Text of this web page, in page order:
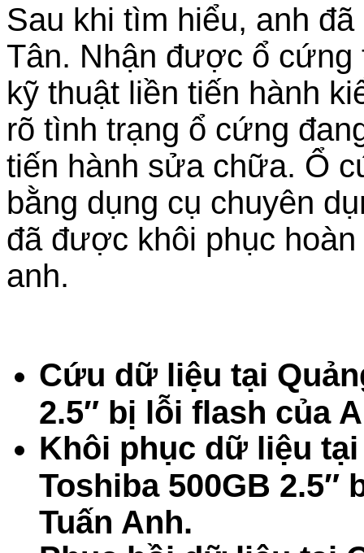
Sau khi tìm hiểu, anh
Tân. Nhận được ổ cứng
kỹ thuật liền tiến hành
rõ tình trạng ổ cứng
tiến hành sửa chữa. Ổ
bằng dụng cụ chuyên
đã được khôi phục
anh.
Cứu dữ liệu tại
2.5″ bị lỗi flash của
Khôi phục dữ liệu
Toshiba 500GB 2.5″
Tuấn Anh.